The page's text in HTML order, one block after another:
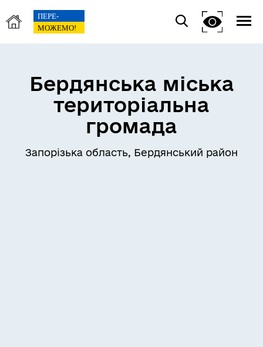
Бердянська міська
територіальна
громада
Запорізька область, Бердянський район